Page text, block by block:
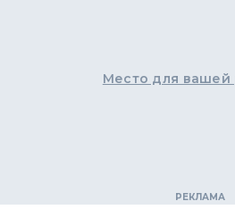
Место для вашей